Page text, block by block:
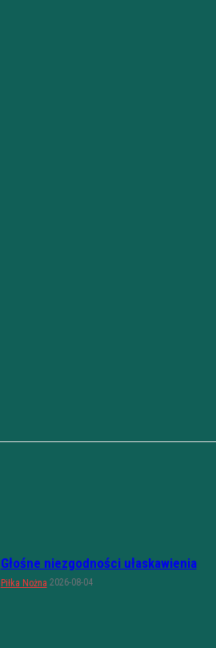
Głośne niezgodności ułaskawienia
Piłka Nożna 2026-08-04